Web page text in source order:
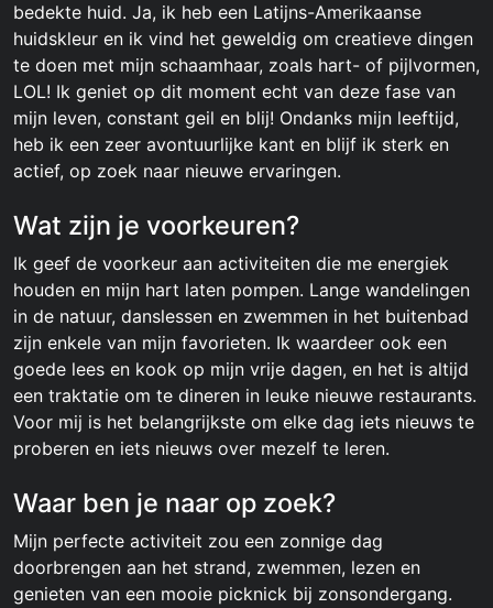
bedekte huid. Ja, ik heb een Latijns-Amerikaanse
huidskleur en ik vind het geweldig om creatieve dingen
te doen met mijn schaamhaar, zoals hart- of pijlvormen,
LOL! Ik geniet op dit moment echt van deze fase van
mijn leven, constant geil en blij! Ondanks mijn leeftijd,
heb ik een zeer avontuurlijke kant en blijf ik sterk en
actief, op zoek naar nieuwe ervaringen.
Wat zijn je voorkeuren?
Ik geef de voorkeur aan activiteiten die me energiek
houden en mijn hart laten pompen. Lange wandelingen
in de natuur, danslessen en zwemmen in het buitenbad
zijn enkele van mijn favorieten. Ik waardeer ook een
goede lees en kook op mijn vrije dagen, en het is altijd
een traktatie om te dineren in leuke nieuwe restaurants.
Voor mij is het belangrijkste om elke dag iets nieuws te
proberen en iets nieuws over mezelf te leren.
Waar ben je naar op zoek?
Mijn perfecte activiteit zou een zonnige dag
doorbrengen aan het strand, zwemmen, lezen en
genieten van een mooie picknick bij zonsondergang.